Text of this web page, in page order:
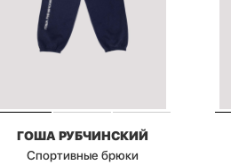
ГОША РУБЧИНСКИЙ
Спортивные брюки